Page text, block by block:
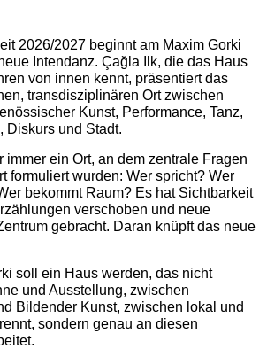
2026/2027 beginnt am Maxim Gorki
Intendanz. Çağla Ilk, die das Haus
von innen kennt, präsentiert das
transdisziplinären Ort zwischen
Kunst, Performance, Tanz,
Diskurs und Stadt.
immer ein Ort, an dem zentrale Fragen
formuliert wurden: Wer spricht? Wer
bekommt Raum? Es hat Sichtbarkeit
verschoben und neue
gebracht. Daran knüpft das neue
soll ein Haus werden, das nicht
und Ausstellung, zwischen
Bildender Kunst, zwischen lokal und
sondern genau an diesen